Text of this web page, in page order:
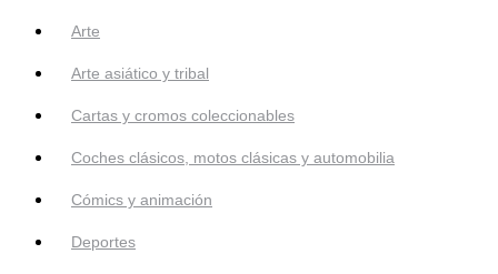
Arte
Arte asiático y tribal
Cartas y cromos coleccionables
Coches clásicos, motos clásicas y automobilia
Cómics y animación
Deportes